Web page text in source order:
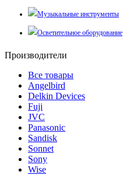
Музыкальные инструменты
Осветительное оборудование
Производители
Все товары
Angelbird
Delkin Devices
Fuji
JVC
Panasonic
Sandisk
Sonnet
Sony
Wise